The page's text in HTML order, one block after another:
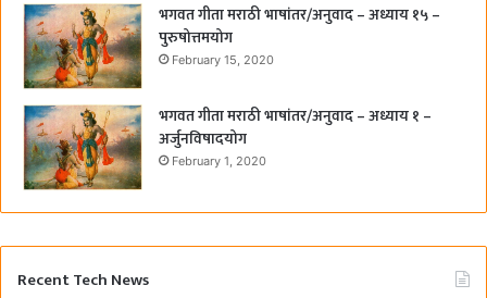
भगवत गीता मराठी भाषांतर/अनुवाद – अध्याय १५ –
पुरुषोत्तमयोग
February 15, 2020
भगवत गीता मराठी भाषांतर/अनुवाद – अध्याय १ –
अर्जुनविषादयोग
February 1, 2020
Recent Tech News